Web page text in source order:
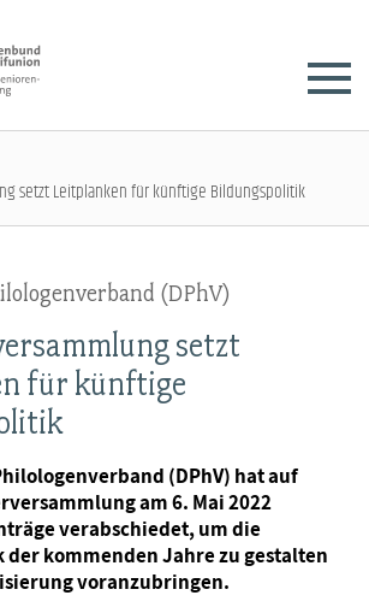
setzt Leitplanken für künftige Bildungspolitik
(DPhV)
setzt
für künftige
(DPhV) hat auf
am 6. Mai 2022
verabschiedet, um die
kommenden Jahre zu gestalten
voranzubringen.